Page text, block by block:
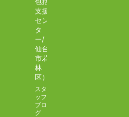
支援
セン
タ
ー/
仙台
市若
林
区）
スタ
ッフ
ブロ
グ
ムチアフル三色吉